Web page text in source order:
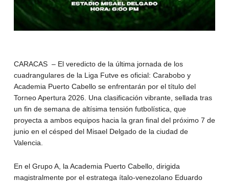
CARACAS – El veredicto de la última jornada de los
cuadrangulares de la Liga Futve es oficial: Carabobo y
Academia Puerto Cabello se enfrentarán por el título del
Torneo Apertura 2026. Una clasificación vibrante, sellada tras
un fin de semana de altísima tensión futbolística, que
proyecta a ambos equipos hacia la gran final del próximo 7 de
junio en el césped del Misael Delgado de la ciudad de
Valencia.
En el Grupo A, la Academia Puerto Cabello, dirigida
magistralmente por el estratega ítalo-venezolano Eduardo